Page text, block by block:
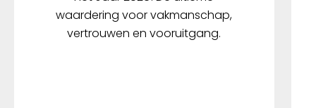
waardering voor vakmanschap,
vertrouwen en vooruitgang.